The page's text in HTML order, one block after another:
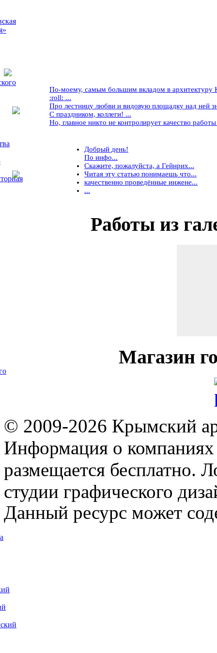
По-моему, самым большим вкладом в архитектуру
:roll: ...
Про лестницу любви и видовую площадку над ней
С праздником, коллеги! ...
Но, главное никто не контролирует качество
Добрый день!
По инфо...
Скажите, пожалуйста, а Гейнрих...
Читая эту статью понимаешь что...
качественно проведённые инжене...
...
Работыиз
Магазин
© 2009-2026 Крымский
Информация о компаниях
размещается бесплатно.
студии графического
Данный ресурс может